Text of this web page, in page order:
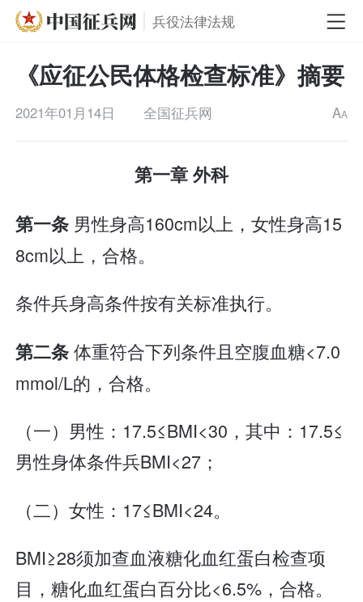
兵役法律法规
《应征公民体格检查标准》摘要
2021年01月14日 全国征兵网 AA
第一章 外科
第一条 男性身高160cm以上，女性身高15
8cm以上，合格。
条件兵身高条件按有关标准执行。
第二条体重符合下列条件且空腹血糖<7.0
mmol/L的，合格。
（一）男性：17.5≤BMI<30，其中：17.5≤
男性身体条件兵BMI<27；
（二）女性：17≤BMI<24。
BMI≥28须加查血液糖化血红蛋白检查项
目，糖化血红蛋白百分比<6.5%，合格。